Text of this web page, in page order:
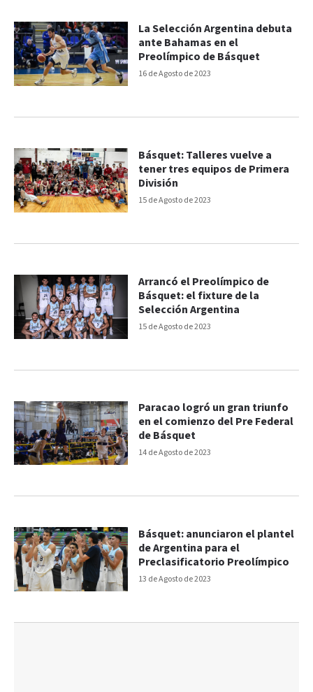
16 de Agosto de 2023
La Selección Argentina debuta
ante Bahamas en el
Preolímpico de Básquet
15 de Agosto de 2023
Básquet: Talleres vuelve a
tener tres equipos de Primera
División
15 de Agosto de 2023
Arrancó el Preolímpico de
Básquet: el fixture de la
Selección Argentina
14 de Agosto de 2023
Paracao logró un gran triunfo
en el comienzo del Pre Federal
de Básquet
13 de Agosto de 2023
Básquet: anunciaron el plantel
de Argentina para el
Preclasificatorio Preolímpico